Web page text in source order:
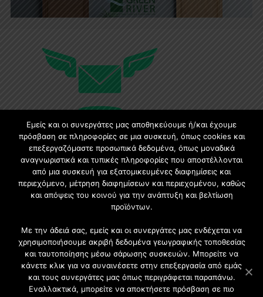
Εγγραφή στο Newsletter
Γίνετε μέλος της μεγαλύτερης διαδικτυακής κοινότητας, ειδικά
για αρχιτέκτονες, σχεδιαστές και λάτρεις της κατασκευής και
Εμείς και οι συνεργάτες μας αποθηκεύουμε ή/και έχουμε
πρόσβαση σε πληροφορίες σε μια συσκευή, όπως cookies και
επεξεργαζόμαστε προσωπικά δεδομένα, όπως μοναδικά
αναγνωριστικά και τυπικές πληροφορίες που αποστέλλονται
από μια συσκευή για εξατομικευμένες διαφημίσεις και
περιεχόμενο, μέτρηση διαφημίσεων και περιεχομένου, καθώς
και απόψεις του κοινού για την ανάπτυξη και βελτίωση
προϊόντων.
Με την άδειά σας, εμείς και οι συνεργάτες μας ενδέχεται να
χρησιμοποιήσουμε ακριβή δεδομένα γεωγραφικής τοποθεσίας
και ταυτοποίησης μέσω σάρωσης συσκευών. Μπορείτε να
κάνετε κλικ για να συναινέσετε στην επεξεργασία από εμάς
και τους συνεργάτες μας όπως περιγράφεται παραπάνω.
Εναλλακτικά, μπορείτε να αποκτήσετε πρόσβαση σε πιο